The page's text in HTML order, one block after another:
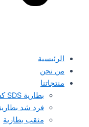
الرئيسية
من نحن
منتجاتنا
بطارية SDS كسارة
فرد شد بطارية
مثقب بطارية